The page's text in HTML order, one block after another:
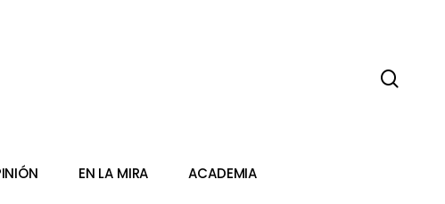
EN LA MIRA ACADEMIA